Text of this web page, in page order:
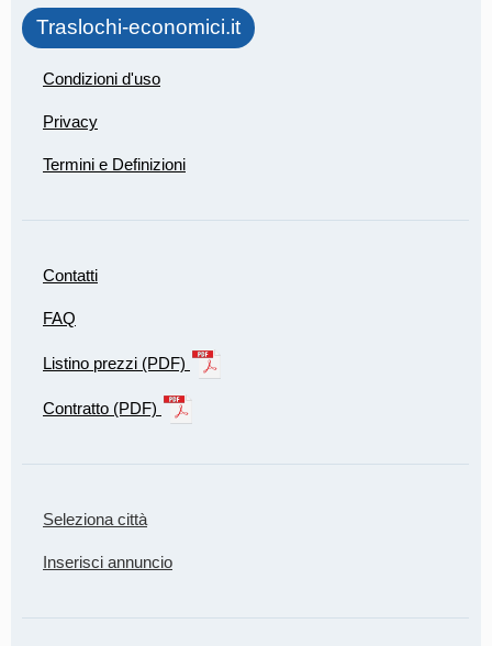
Traslochi-economici.it
Condizioni d'uso
Privacy
Termini e Definizioni
Contatti
FAQ
Listino prezzi (PDF)
Contratto (PDF)
Seleziona città
Inserisci annuncio